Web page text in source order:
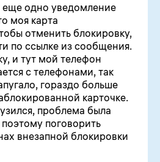
еще одно уведомление
моя карта
отменить блокировку,
по ссылке из сообщения.
и тут мой телефон
с телефонами, так
гораздо больше
карточке.
проблема была
поговорить
внезапной блокировки